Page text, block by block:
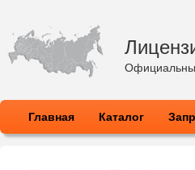
Главная Каталог